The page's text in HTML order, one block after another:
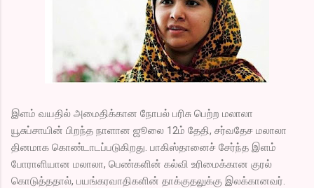
இளம் வயதில் அமைதிக்கான நோபல் பரிசு பெற்ற மலாலா
யூசுப்சாயின் பிறந்த நாளான ஜூலை 12ம் தேதி, சர்வதேச மலாலா
தினமாக கொண்டாடப்படுகிறது. பாகிஸ்தானைச் சேர்ந்த இளம்
போராளியான மலாலா, பெண்களின் கல்வி உரிமைக்கான குரல்
கொடுத்ததால், பயங்கரவாதிகளின் தாக்குதலுக்கு இலக்கானவர்.